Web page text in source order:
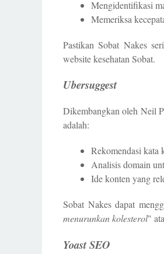
Mengidentifikasi
Memeriksa
Pastikan Sobat Nakes
website kesehatan Sobat.
Ubersuggest
Dikembangkan oleh Neil
adalah:
Rekomendasi kata
Analisis domain
Ide konten yang
Sobat Nakes dapat
menurunkan kolesterol"
Yoast SEO